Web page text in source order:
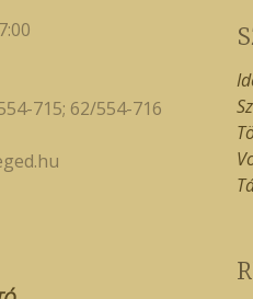
715; 62/554-716